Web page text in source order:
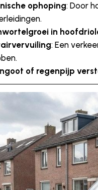
ophoping: Door
in
: Een
of regenpijp